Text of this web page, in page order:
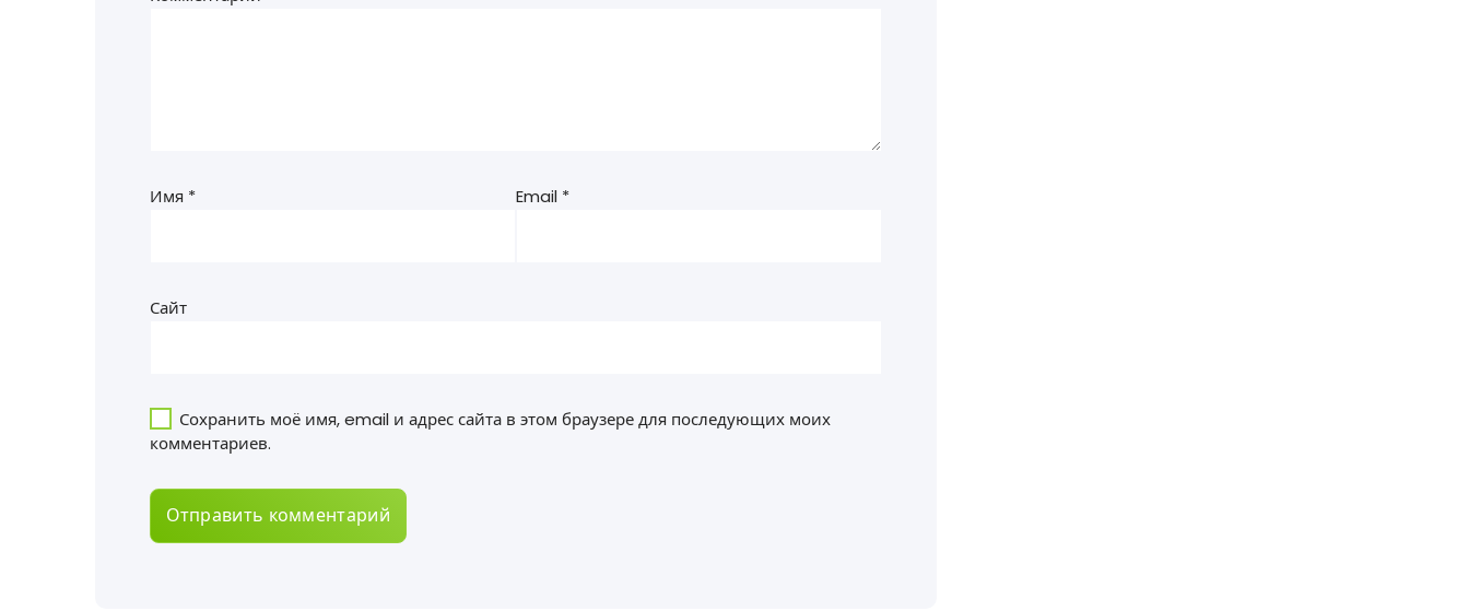
Имя * Email *
Сайт
Сохранить моё имя, email и адрес сайта в этом браузере для последующих моих
комментариев.